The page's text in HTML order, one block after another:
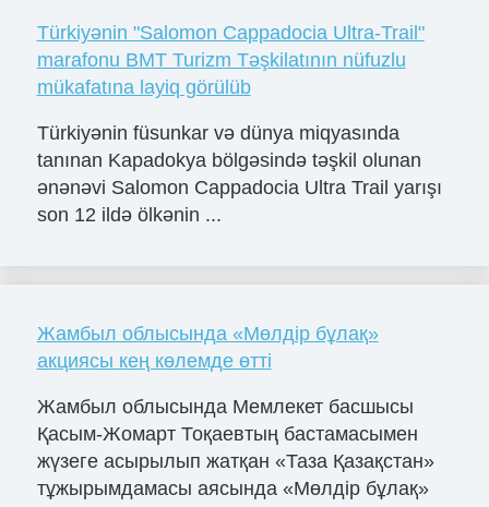
Türkiyənin "Salomon Cappadocia Ultra-Trail"
marafonu BMT Turizm Təşkilatının nüfuzlu
mükafatına layiq görülüb
Türkiyənin füsunkar və dünya miqyasında
tanınan Kapadokya bölgəsində təşkil olunan
ənənəvi Salomon Cappadocia Ultra Trail yarışı
son 12 ildə ölkənin ...
Жамбыл облысында «Мөлдір бұлақ»
акциясы кең көлемде өтті
Жамбыл облысында Мемлекет басшысы
Қасым-Жомарт Тоқаевтың бастамасымен
жүзеге асырылып жатқан «Таза Қазақстан»
тұжырымдамасы аясында «Мөлдір бұлақ»